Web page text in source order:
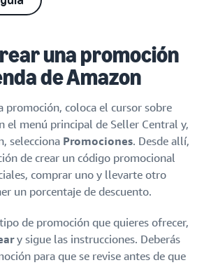
una promoción
de Amazon
promoción, coloca el cursor sobre
el menú principal de Seller Central y,
selecciona Promociones. Desde allí,
de crear un código promocional
comprar uno y llevarte otro
un porcentaje de descuento.
de promoción que quieres ofrecer,
y sigue las instrucciones. Deberás
para que se revise antes de que